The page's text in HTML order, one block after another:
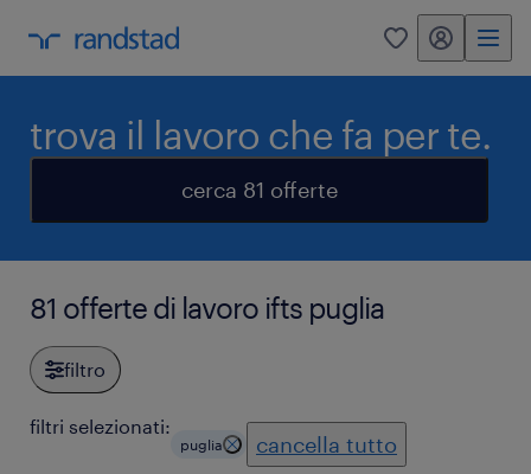
0 my randstad
trova il lavoro che fa per te.
cerca 81 offerte
81 offerte di lavoro ifts puglia
filtro
filtri selezionati:
puglia cancella tutto